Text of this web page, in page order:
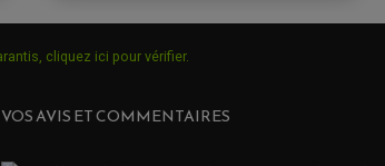
cliquez ici pour vérifier.
VOS AVIS ET COMMENTAIRES